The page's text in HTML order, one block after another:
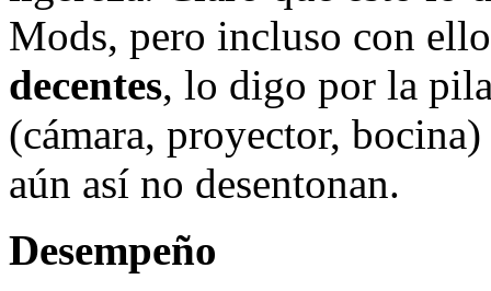
Mods, pero incluso con
decentes, lo digo por la
(cámara, proyector,
aún así no desentonan.
Desempeño